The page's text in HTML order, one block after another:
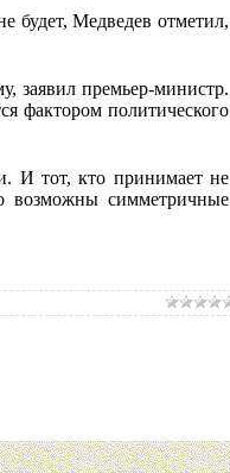
будет, Медведев отметил,
заявил премьер-министр.
фактором политического
И тот, кто принимает не
возможны симметричные